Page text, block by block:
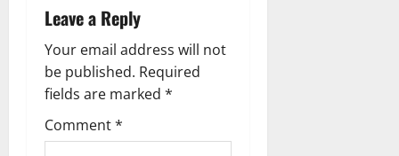
i
g
a
t
Leave a Reply
Your email address will not
be published. Required
fields are marked *
Comment*